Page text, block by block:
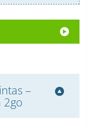
–
2go